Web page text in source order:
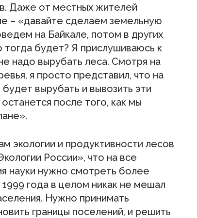
Даже от местных жителей
– «давайте сделаем земельную
на Байкале, потом в других
тогда будет? Я прислушиваюсь к
надо вырубать леса. Смотря на
я просто представил, что на
вырубать и вывозить эти
после того, как мы
экологии и продуктивности лесов
России», что на все
науки нужно смотреть более
года в целом никак не мешал
Нужно принимать
границы поселений, и решить